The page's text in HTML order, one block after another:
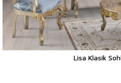
Lisa Klasik